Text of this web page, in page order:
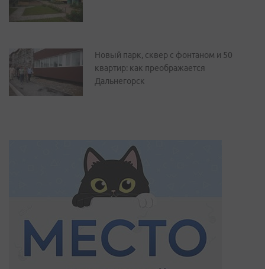
Новый парк, сквер с фонтаном и 50
квартир: как преображается
Дальнегорск